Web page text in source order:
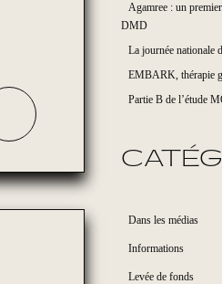
Agamree : un
DMD
La journée nationale
EMBARK, thérapie
Partie B de l’étude
Dans les médias
Informations
Levée de fonds